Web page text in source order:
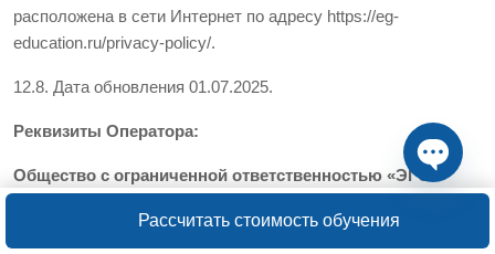
расположена в сети Интернет по адресу https://eg-
education.ru/privacy-policy/.
12.8. Дата обновления 01.07.2025.
Реквизиты Оператора:
Общество с ограниченной ответственностью «ЭГО»
Адрес: 117198, город Москва, ул. Островитянова, д. 9, корп.
Open
Рассчитать стоимость обучения